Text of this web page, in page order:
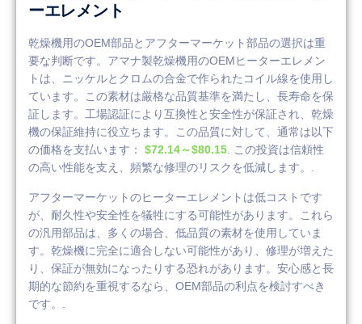
ーエレメント
乾燥機用のOEM部品とアフターマーケット部品の選択は重
要な判断です。アマナ製乾燥機用のOEMヒーターエレメン
トは、ニッケルとクロムの合金で作られたコイル線を使用し
ています。この素材は厳格な品質基準を満たし、長寿命を保
証します。工場認証により互換性と安全性が保証され、乾燥
機の保証維持に役立ちます。この品質に対して、通常は以下
の価格を支払います： $72.14～$80.15. この投資は信頼性
の高い性能を支え、頻繁な修理のリスクを低減します。.
アフターマーケットのヒーターエレメントは低コストです
が、耐久性や安全性を犠牲にする可能性があります。これら
の汎用部品は、多くの場合、低品質の素材を使用していま
す。乾燥機に完全に適合しない可能性があり、修理が増えた
り、保証が無効になったりする恐れがあります。安心感と長
期的な節約を重視するなら、OEM部品の利点を検討すべき
です。.